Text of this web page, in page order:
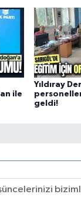
ile
Yıldıray
geldi!